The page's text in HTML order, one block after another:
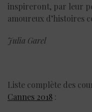
inspireront, par leur
amoureux d’histoires
Julia Garel
Liste complète des
Cannes 2018 :